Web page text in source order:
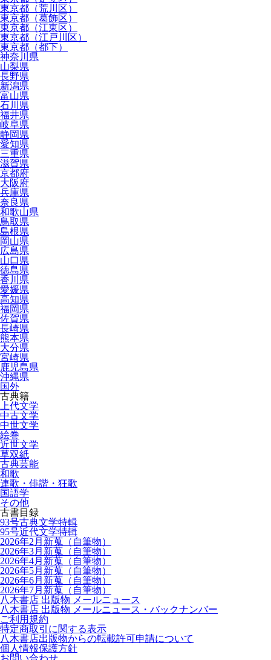
東京都（荒川区）
東京都（葛飾区）
東京都（江東区）
東京都（江戸川区）
東京都（都下）
神奈川県
山梨県
長野県
新潟県
富山県
石川県
福井県
岐阜県
静岡県
愛知県
三重県
滋賀県
京都府
大阪府
兵庫県
奈良県
和歌山県
鳥取県
島根県
岡山県
広島県
山口県
徳島県
香川県
愛媛県
高知県
福岡県
佐賀県
長崎県
熊本県
大分県
宮崎県
鹿児島県
沖縄県
国外
古典籍
上代文学
中古文学
中世文学
絵巻
近世文学
草双紙
古典芸能
和歌
連歌・俳諧・狂歌
国語学
その他
古書目録
93号古典文学特輯
95号近代文学特輯
2026年2月新蒐（自筆物）
2026年3月新蒐（自筆物）
2026年4月新蒐（自筆物）
2026年5月新蒐（自筆物）
2026年6月新蒐（自筆物）
2026年7月新蒐（自筆物）
八木書店 出版物 メールニュース
八木書店 出版物 メールニュース・バックナンバー
ご利用規約
特定商取引に関する表示
八木書店出版物からの転載許可申請について
個人情報保護方針
お問い合わせ